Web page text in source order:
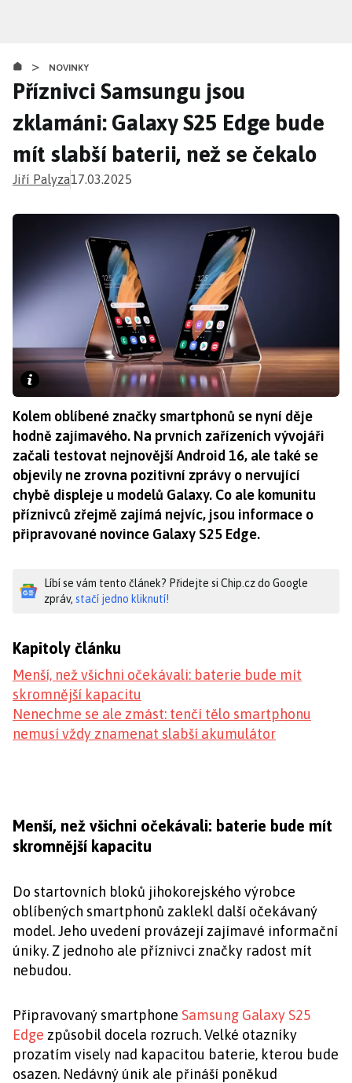
obsahu
> NOVINKY
Příznivci Samsungu jsou
zklamáni: Galaxy S25 Edge bude
mít slabší baterii, než se čekalo
Jiří Palyza17.03.2025
Kolem oblíbené značky smartphonů se nyní děje
hodně zajímavého. Na prvních zařízeních vývojáři
začali testovat nejnovější Android 16, ale také se
objevily ne zrovna pozitivní zprávy o nervující
chybě displeje u modelů Galaxy. Co ale komunitu
příznivců zřejmě zajímá nejvíc, jsou informace o
připravované novince Galaxy S25 Edge.
Líbí se vám tento článek? Přidejte si Chip.cz do Google
zpráv, stačí jedno kliknutí!
Kapitoly článku
Menší, než všichni očekávali: baterie bude mít
skromnější kapacitu
Nenechme se ale zmást: tenčí tělo smartphonu
nemusí vždy znamenat slabší akumulátor
Menší, než všichni očekávali: baterie bude mít
skromnější kapacitu
Do startovních bloků jihokorejského výrobce
oblíbených smartphonů zaklekl další očekávaný
model. Jeho uvedení provázejí zajímavé informační
úniky. Z jednoho ale příznivci značky radost mít
nebudou.
Připravovaný smartphone Samsung Galaxy S25
Edge způsobil docela rozruch. Velké otazníky
prozatím visely nad kapacitou baterie, kterou bude
osazen. Nedávný únik ale přináší poněkud